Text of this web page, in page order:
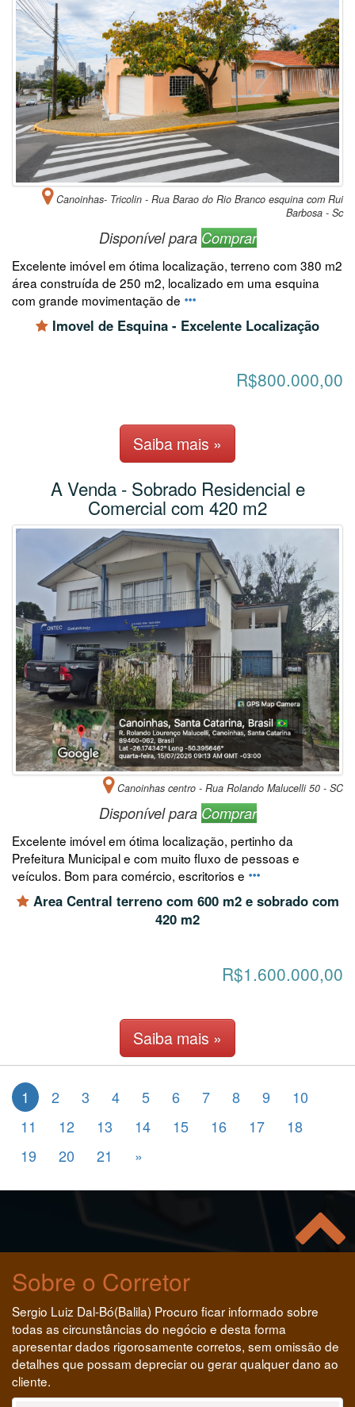
Canoinhas- Tricolin - Rua Barao do Rio Branco esquina com Rui
Barbosa - Sc
Disponível para Comprar
Excelente imóvel em ótima localização, terreno com 380 m2
área construída de 250 m2, localizado em uma esquina
com grande movimentação de
Imovel de Esquina - Excelente Localização
R$800.000,00
Saiba mais »
A Venda - Sobrado Residencial e
Comercial com 420 m2
Canoinhas centro - Rua Rolando Malucelli 50 - SC
Disponível para Comprar
Excelente imóvel em ótima localização, pertinho da
Prefeitura Municipal e com muito fluxo de pessoas e
veículos. Bom para comércio, escritorios e
Area Central terreno com 600 m2 e sobrado com
420 m2
R$1.600.000,00
Saiba mais »
1 2 3 4 5 6 7 8 9
10
11
12 13 14 15 16 17
18
19
20 21 »
Sobre o Corretor
Sergio Luiz Dal-Bó(Balila) Procuro ficar informado sobre
todas as circunstâncias do negócio e desta forma
apresentar dados rigorosamente corretos, sem omissão de
detalhes que possam depreciar ou gerar qualquer dano ao
cliente.